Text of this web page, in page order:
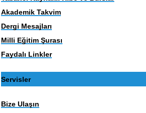
Akademik Takvim
Dergi Mesajları
Milli Eğitim Şurası
Faydalı Linkler
Servisler
Bize Ulaşın